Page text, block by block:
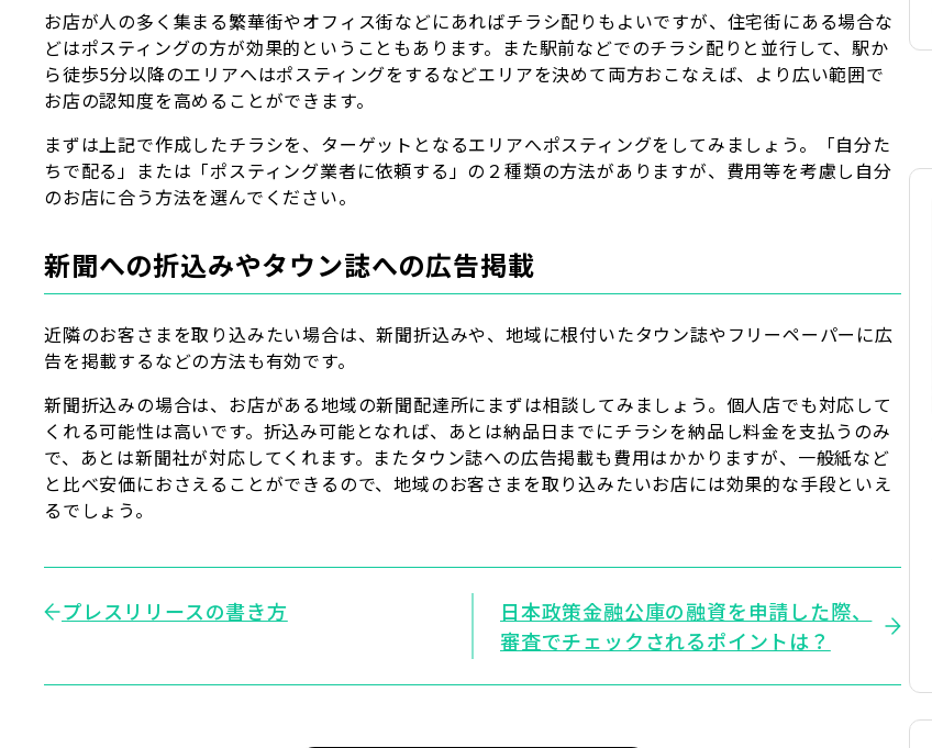
お店が人の多く集まる繁華街やオフィス街などにあればチラシ配りもよいですが、住宅街にある場合な
どはポスティングの方が効果的ということもあります。また駅前などでのチラシ配りと並行して、駅か
ら徒歩5分以降のエリアへはポスティングをするなどエリアを決めて両方おこなえば、より広い範囲で
お店の認知度を高めることができます。
まずは上記で作成したチラシを、ターゲットとなるエリアへポスティングをしてみましょう。「自分た
ちで配る」または「ポスティング業者に依頼する」の２種類の方法がありますが、費用等を考慮し自分
のお店に合う方法を選んでください。
新聞への折込みやタウン誌への広告掲載
近隣のお客さまを取り込みたい場合は、新聞折込みや、地域に根付いたタウン誌やフリーペーパーに広
告を掲載するなどの方法も有効です。
新聞折込みの場合は、お店がある地域の新聞配達所にまずは相談してみましょう。個人店でも対応して
くれる可能性は高いです。折込み可能となれば、あとは納品日までにチラシを納品し料金を支払うのみ
で、あとは新聞社が対応してくれます。またタウン誌への広告掲載も費用はかかりますが、一般紙など
と比べ安価におさえることができるので、地域のお客さまを取り込みたいお店には効果的な手段といえ
るでしょう。
プレスリリースの書き方
日本政策金融公庫の融資を申請した際、
審査でチェックされるポイントは？